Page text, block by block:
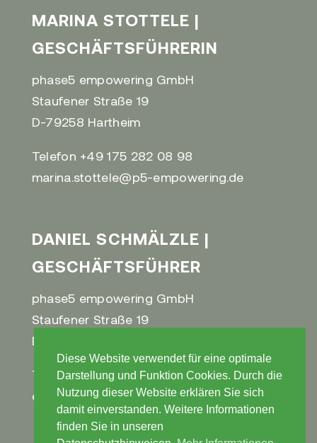
MARINA STOTTELE |
GESCHÄFTSFÜHRERIN​
phase5 empowering GmbH​
Staufener Straße 19​
D-79258 Hartheim​
Telefon +49 175 282 08 98​
marina.stottele@p5-empowering.de
DANIEL SCHMÄLZLE |
GESCHÄFTSFÜHRER​
phase5 empowering GmbH​
Staufener Straße 19​
D-79258 Hartheim​
Telefon +49 172 311 95 15 ​
daniel.schmaelzle@p5-empowering.de
Diese Website verwendet für eine optimale
Darstellung und Funktion Cookies. Durch die
Nutzung dieser Website erklären Sie sich
damit einverstanden. Weitere Informationen
finden Sie in unseren